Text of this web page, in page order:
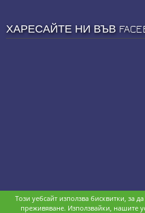
ХАРЕСАЙТЕ НИ ВЪВ
© stz24.com. Developed byBPage CMS.
Този уебсайт използва бисквитки, за
преживяване. Използвайки, нашите